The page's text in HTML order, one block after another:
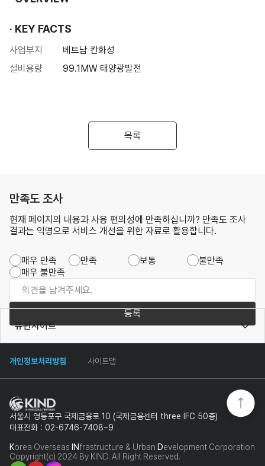
KEY FACTS
사업부지
베트남 칸화성
설비용량
99.1MW 태양광발전
목록
만족도 조사
현재 페이지의 내용과 사용 편의성에 만족하십니까? 만족도 조사
결과는 익명으로 서비스 개선을 위한 자료로 활용합니다.
매우 만족 만족 보통
불만족
매우 불만족
등록
개인정보처리방침 사이트맵
유관사이트
서울시 영등포구 국제금융로 10 (국제금융센터 three IFC 50층)
대표전화 : 02-6746-7408~9
Korea Overseas INfrastructure & Urban Development Corporation
Copyright(c) 2024 By KIND. All Right Reserved.